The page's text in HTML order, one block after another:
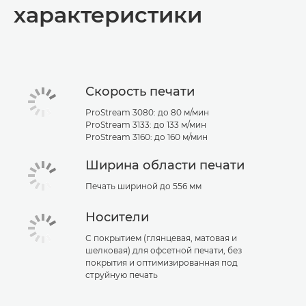
характеристики
Скорость печати
ProStream 3080: до 80 м/мин
ProStream 3133: до 133 м/мин
ProStream 3160: до 160 м/мин
Ширина области печати
Печать шириной до 556 мм
Носители
С покрытием (глянцевая, матовая и
шелковая) для офсетной печати, без
покрытия и оптимизированная под
струйную печать